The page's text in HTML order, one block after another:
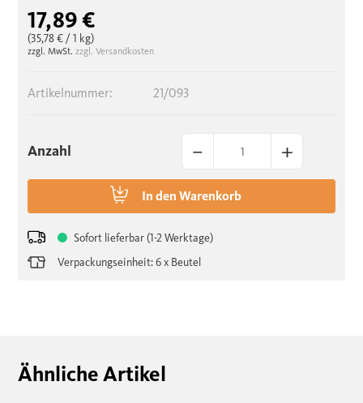
17,89 €
(35,78 €/ 1 kg)
zzgl. MwSt. zzgl. Versandkosten
Sofort lieferbar (1-2 Werktage)
Verpackungseinheit: 6 x Beutel
Artikelnummer: 21/093
Anzahl – +
In den Warenkorb
Ähnliche Artikel